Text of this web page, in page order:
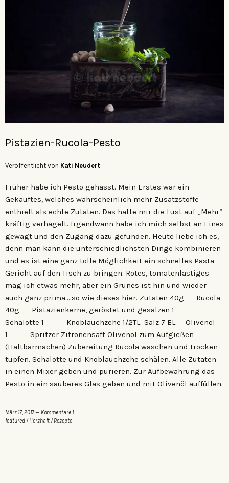
Pistazien-Rucola-Pesto
Veröffentlicht von Kati Neudert
Früher habe ich Pesto gehasst. Mein Erstes war ein
Gekauftes, welches wahrscheinlich mehr Zusatzstoffe
enthielt als echte Zutaten. Das hatte mir die Lust auf „Mehr“
kräftig verhagelt. Irgendwann habe ich mich selbst an Eines
gewagt und den Zugang dazu gefunden. Heute liebe ich es,
denn man kann die unterschiedlichsten Dinge kombinieren
und es ist eine ganz tolle Möglichkeit ein schnelles Pasta-
Gericht auf den Tisch zu bringen. Rotes, tomatenlastiges
mag ich etwas mehr, aber ein Grünes ist hin und wieder
auch ganz prima….so wie dieses hier. Zutaten 40g Rucola
40g Pistazienkerne, geröstet und gesalzen 1
Schalotte 1 Knoblauchzehe 1/2TL Salz 7 EL Olivenöl
1 Spritzer Zitronensaft Olivenöl zum Aufgießen
(Haltbarmachen) Zubereitung Rucola waschen und trocken
tupfen. Schalotte und Knoblauchzehe schälen. Alle Zutaten
in einen Mixer geben und pürieren. Zur Aufbewahrung das
Pesto in ein sauberes Glas geben und mit Olivenöl auffüllen.
März 17, 2017
Kommentare 1
featured /Herzhaft /Rezepte